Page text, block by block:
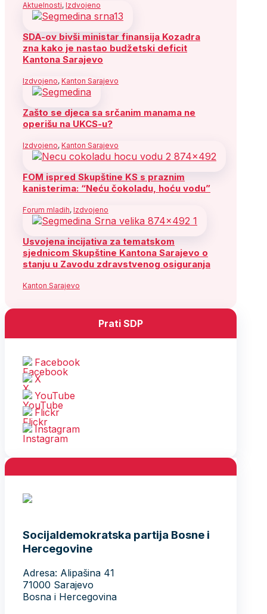
Aktuelnosti, Izdvojeno
SDA-ov bivši ministar finansija Kozadra
zna kako je nastao budžetski deficit
Kantona Sarajevo
Izdvojeno, Kanton Sarajevo
Zašto se djeca sa srčanim manama ne
operišu na UKCS-u?
Izdvojeno, Kanton Sarajevo
FOM ispred Skupštine KS s praznim
kanisterima: “Neću čokoladu, hoću vodu”
Forum mladih, Izdvojeno
Usvojena incijativa za tematskom
sjednicom Skupštine Kantona Sarajevo o
stanju u Zavodu zdravstvenog osiguranja
Kanton Sarajevo
Prati SDP
Facebook
X
YouTube
Flickr
Instagram
Socijaldemokratska partija Bosne i
Hercegovine
Adresa: Alipašina 41
71000 Sarajevo
Bosna i Hercegovina